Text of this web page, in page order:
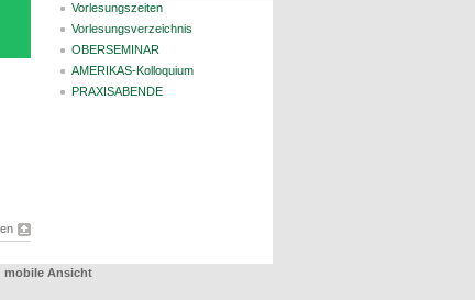
Vorlesungszeiten
Vorlesungsverzeichnis
OBERSEMINAR
AMERIKAS-Kolloquium
PRAXISABENDE
mobile Ansicht